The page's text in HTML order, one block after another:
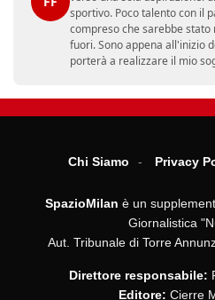
sportivo. Poco talento con il
compreso che sarebbe
fuori. Sono appena all'inizio
porterà a realizzare il mio
Chi Siamo Privacy
SpazioMilan è un
Giornalistica
Aut. Tribunale di Torre
Direttore responsabile:
Editore: Cierre